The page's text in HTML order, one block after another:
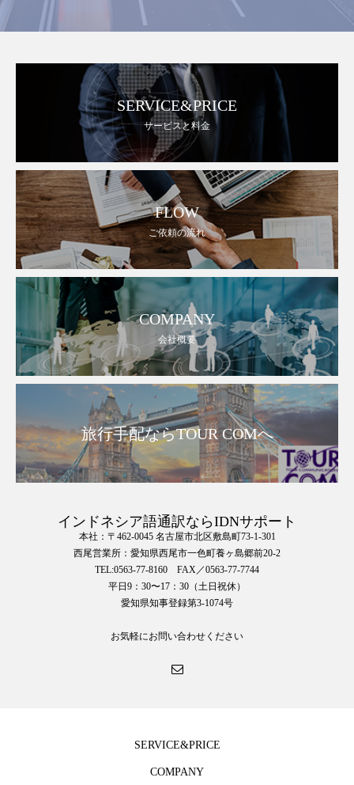
SERVICE&PRICE
サービスと料金
FLOW
ご依頼の流れ
COMPANY
会社概要
旅行手配ならTOUR COMへ
インドネシア語通訳ならIDNサポート
本社：〒462-0045 名古屋市北区敷島町73-1-301
西尾営業所：愛知県西尾市一色町養ヶ島郷前20-2
TEL:0563-77-8160 FAX／0563-77-7744
平日9：30〜17：30（土日祝休）
愛知県知事登録第3-1074号
お気軽にお問い合わせください
SERVICE&PRICE
COMPANY